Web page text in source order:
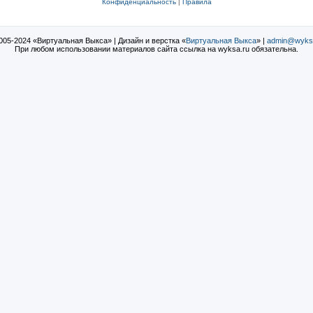
2024 «Виртуальная Выкса» | Дизайн и верстка «Виртуальная Выкса» |
При любом использовании материалов сайта ссылка на wyksa.ru обязательна.